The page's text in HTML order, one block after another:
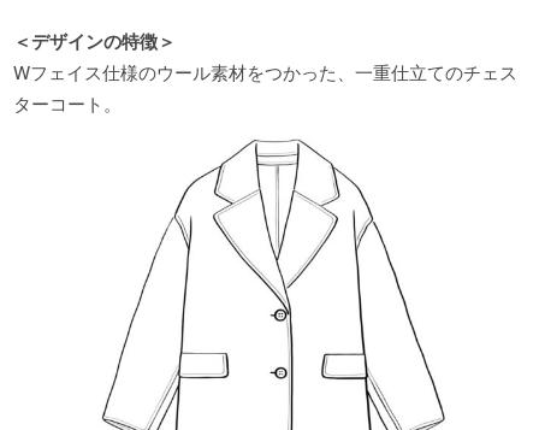
＜デザインの特徴＞
Wフェイス仕様のウール素材をつかった、一重仕立てのチェス
ターコート。